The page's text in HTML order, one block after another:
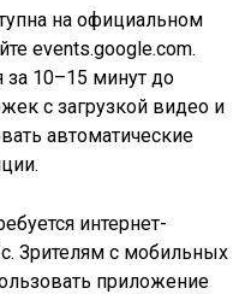
на официальном
events.google.com.
за 10–15 минут до
с загрузкой видео и
автоматические
интернет-
Зрителям с мобильных
приложение